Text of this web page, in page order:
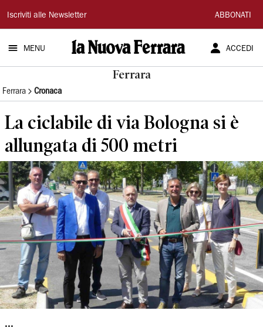
La
Nuova
Ferrara
Iscriviti alle Newsletter ABBONATI
MENU ACCEDI
Ferrara
Ferrara Cronaca
La ciclabile di via Bologna si è
allungata di 500 metri
...